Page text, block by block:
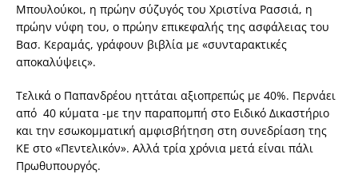
Μπουλούκοι, η πρώην σύζυγός του Χριστίνα Ρασσιά, η
πρώην νύφη του, ο πρώην επικεφαλής της ασφάλειας του
Βασ. Κεραμάς, γράφουν βιβλία με «συνταρακτικές
αποκαλύψεις».
Τελικά ο Παπανδρέου ηττάται αξιοπρεπώς με 40%. Περνάει
από 40 κύματα -με την παραπομπή στο Ειδικό Δικαστήριο
και την εσωκομματική αμφισβήτηση στη συνεδρίαση της
ΚΕ στο «Πεντελικόν». Αλλά τρία χρόνια μετά είναι πάλι
Πρωθυπουργός.